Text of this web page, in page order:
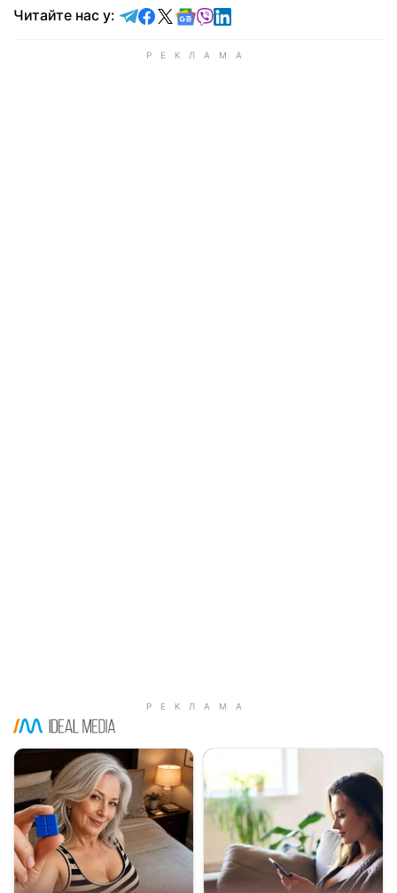
Читайте нас у: Читайте у Telegram
Читайте у Facebook
Читайте у X
Читайте у Google news
Читайте у Viber
Читайте у LinkedIn